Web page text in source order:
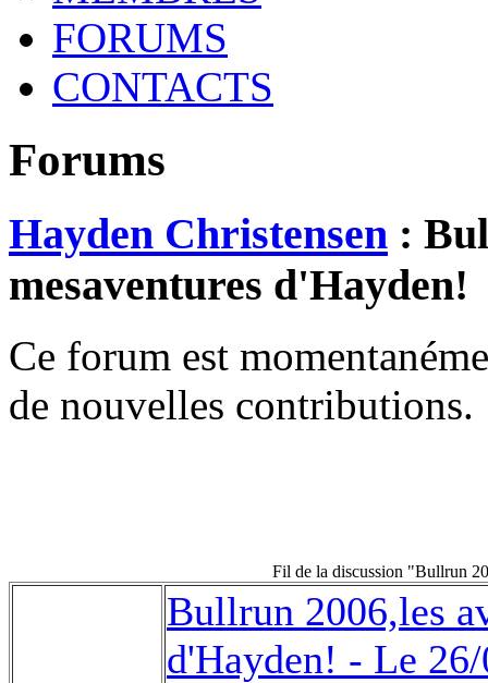
FORUMS
CONTACTS
Forums
Hayden Christensen :
mesaventures d'Hayden!
Ce forum est
de nouvelles contributions.
Fil de la discussion "Bullrun
Bullrun 2006,les
d'Hayden! - Le